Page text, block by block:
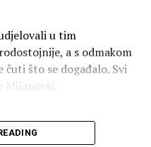
između Sane i
koji su do tada
za pregovarački stol.
i do hidroelektrane
sporazuma
u tim
a s odmakom
čuti što se događalo. Svi
Milanović.
je rekao, veliko,